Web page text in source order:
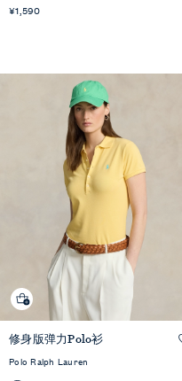
¥1,590
修身版弹力Polo衫
Polo Ralph Lauren